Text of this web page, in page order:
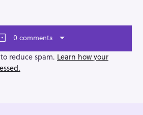
0 comments
reduce spam. Learn how your